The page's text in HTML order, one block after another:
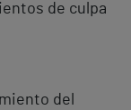
de culpa
del